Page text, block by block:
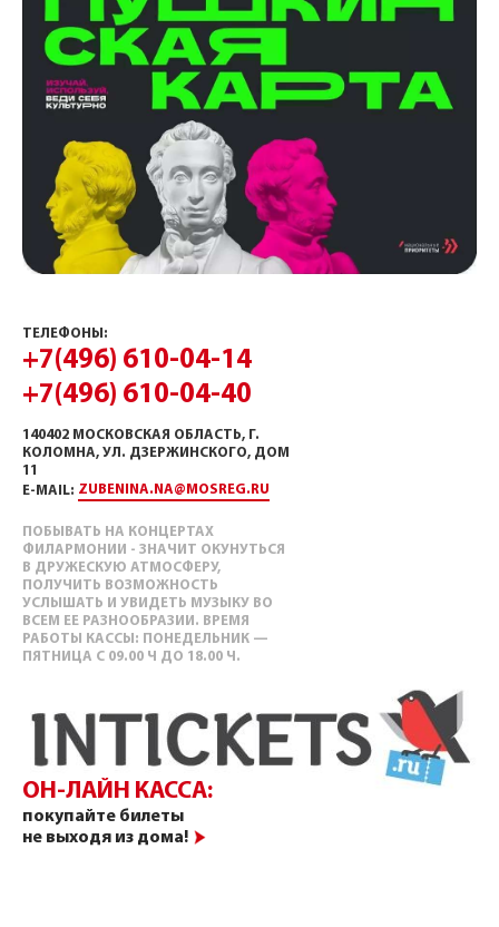
ТЕЛЕФОНЫ:
+7(496) 610-04-14
+7(496) 610-04-40
140402 МОСКОВСКАЯ ОБЛАСТЬ, Г.
КОЛОМНА, УЛ. ДЗЕРЖИНСКОГО, ДОМ
11
E-MAIL: ZUBENINA.NA@MOSREG.RU
ПОБЫВАТЬ НА КОНЦЕРТАХ
ФИЛАРМОНИИ - ЗНАЧИТ ОКУНУТЬСЯ
В ДРУЖЕСКУЮ АТМОСФЕРУ,
ПОЛУЧИТЬ ВОЗМОЖНОСТЬ
УСЛЫШАТЬ И УВИДЕТЬ МУЗЫКУ ВО
ВСЕМ ЕЕ РАЗНООБРАЗИИ. ВРЕМЯ
РАБОТЫ КАССЫ: ПОНЕДЕЛЬНИК —
ПЯТНИЦА С 09.00 Ч ДО 18.00 Ч.
ОН-ЛАЙН КАССА:
покупайте билеты
не выходя из дома!